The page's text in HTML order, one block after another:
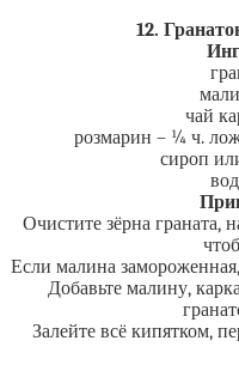
12.
чай
розмарин – ¼ ч.
сироп
Очистите зёрна граната,
Если малина
Добавьте малину,
Залейте всё кипятком,